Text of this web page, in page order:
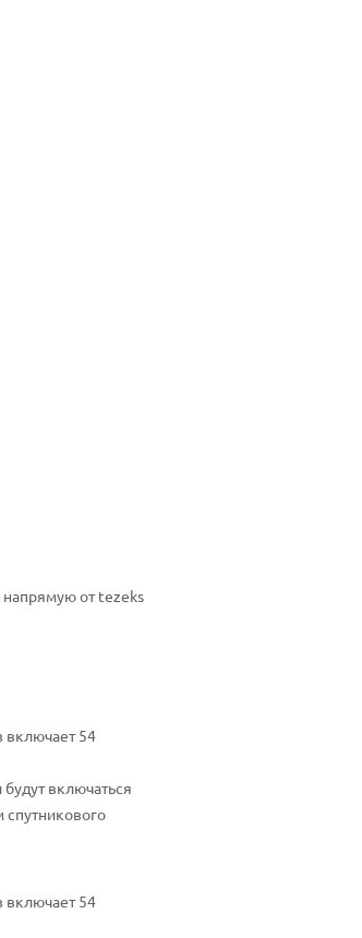
от tezeks
включает 54
включаться
спутникового
включает 54